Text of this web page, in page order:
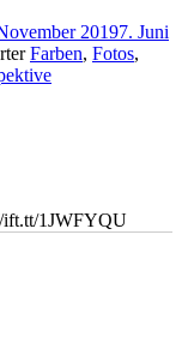
20197. Juni
Farben, Fotos,
ift.tt/1JWFYQU